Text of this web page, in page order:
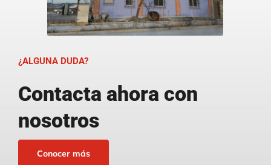
¿ALGUNA DUDA?
Contacta ahora con
nosotros
Conocer más